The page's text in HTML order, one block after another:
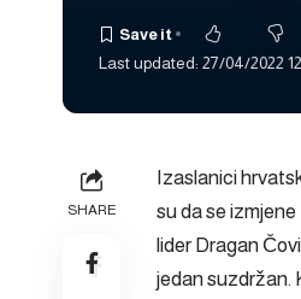
Last updated: 27/04/2022
SHARE
Izaslanici
su da se
lider Dragan
jedan suzdržan.